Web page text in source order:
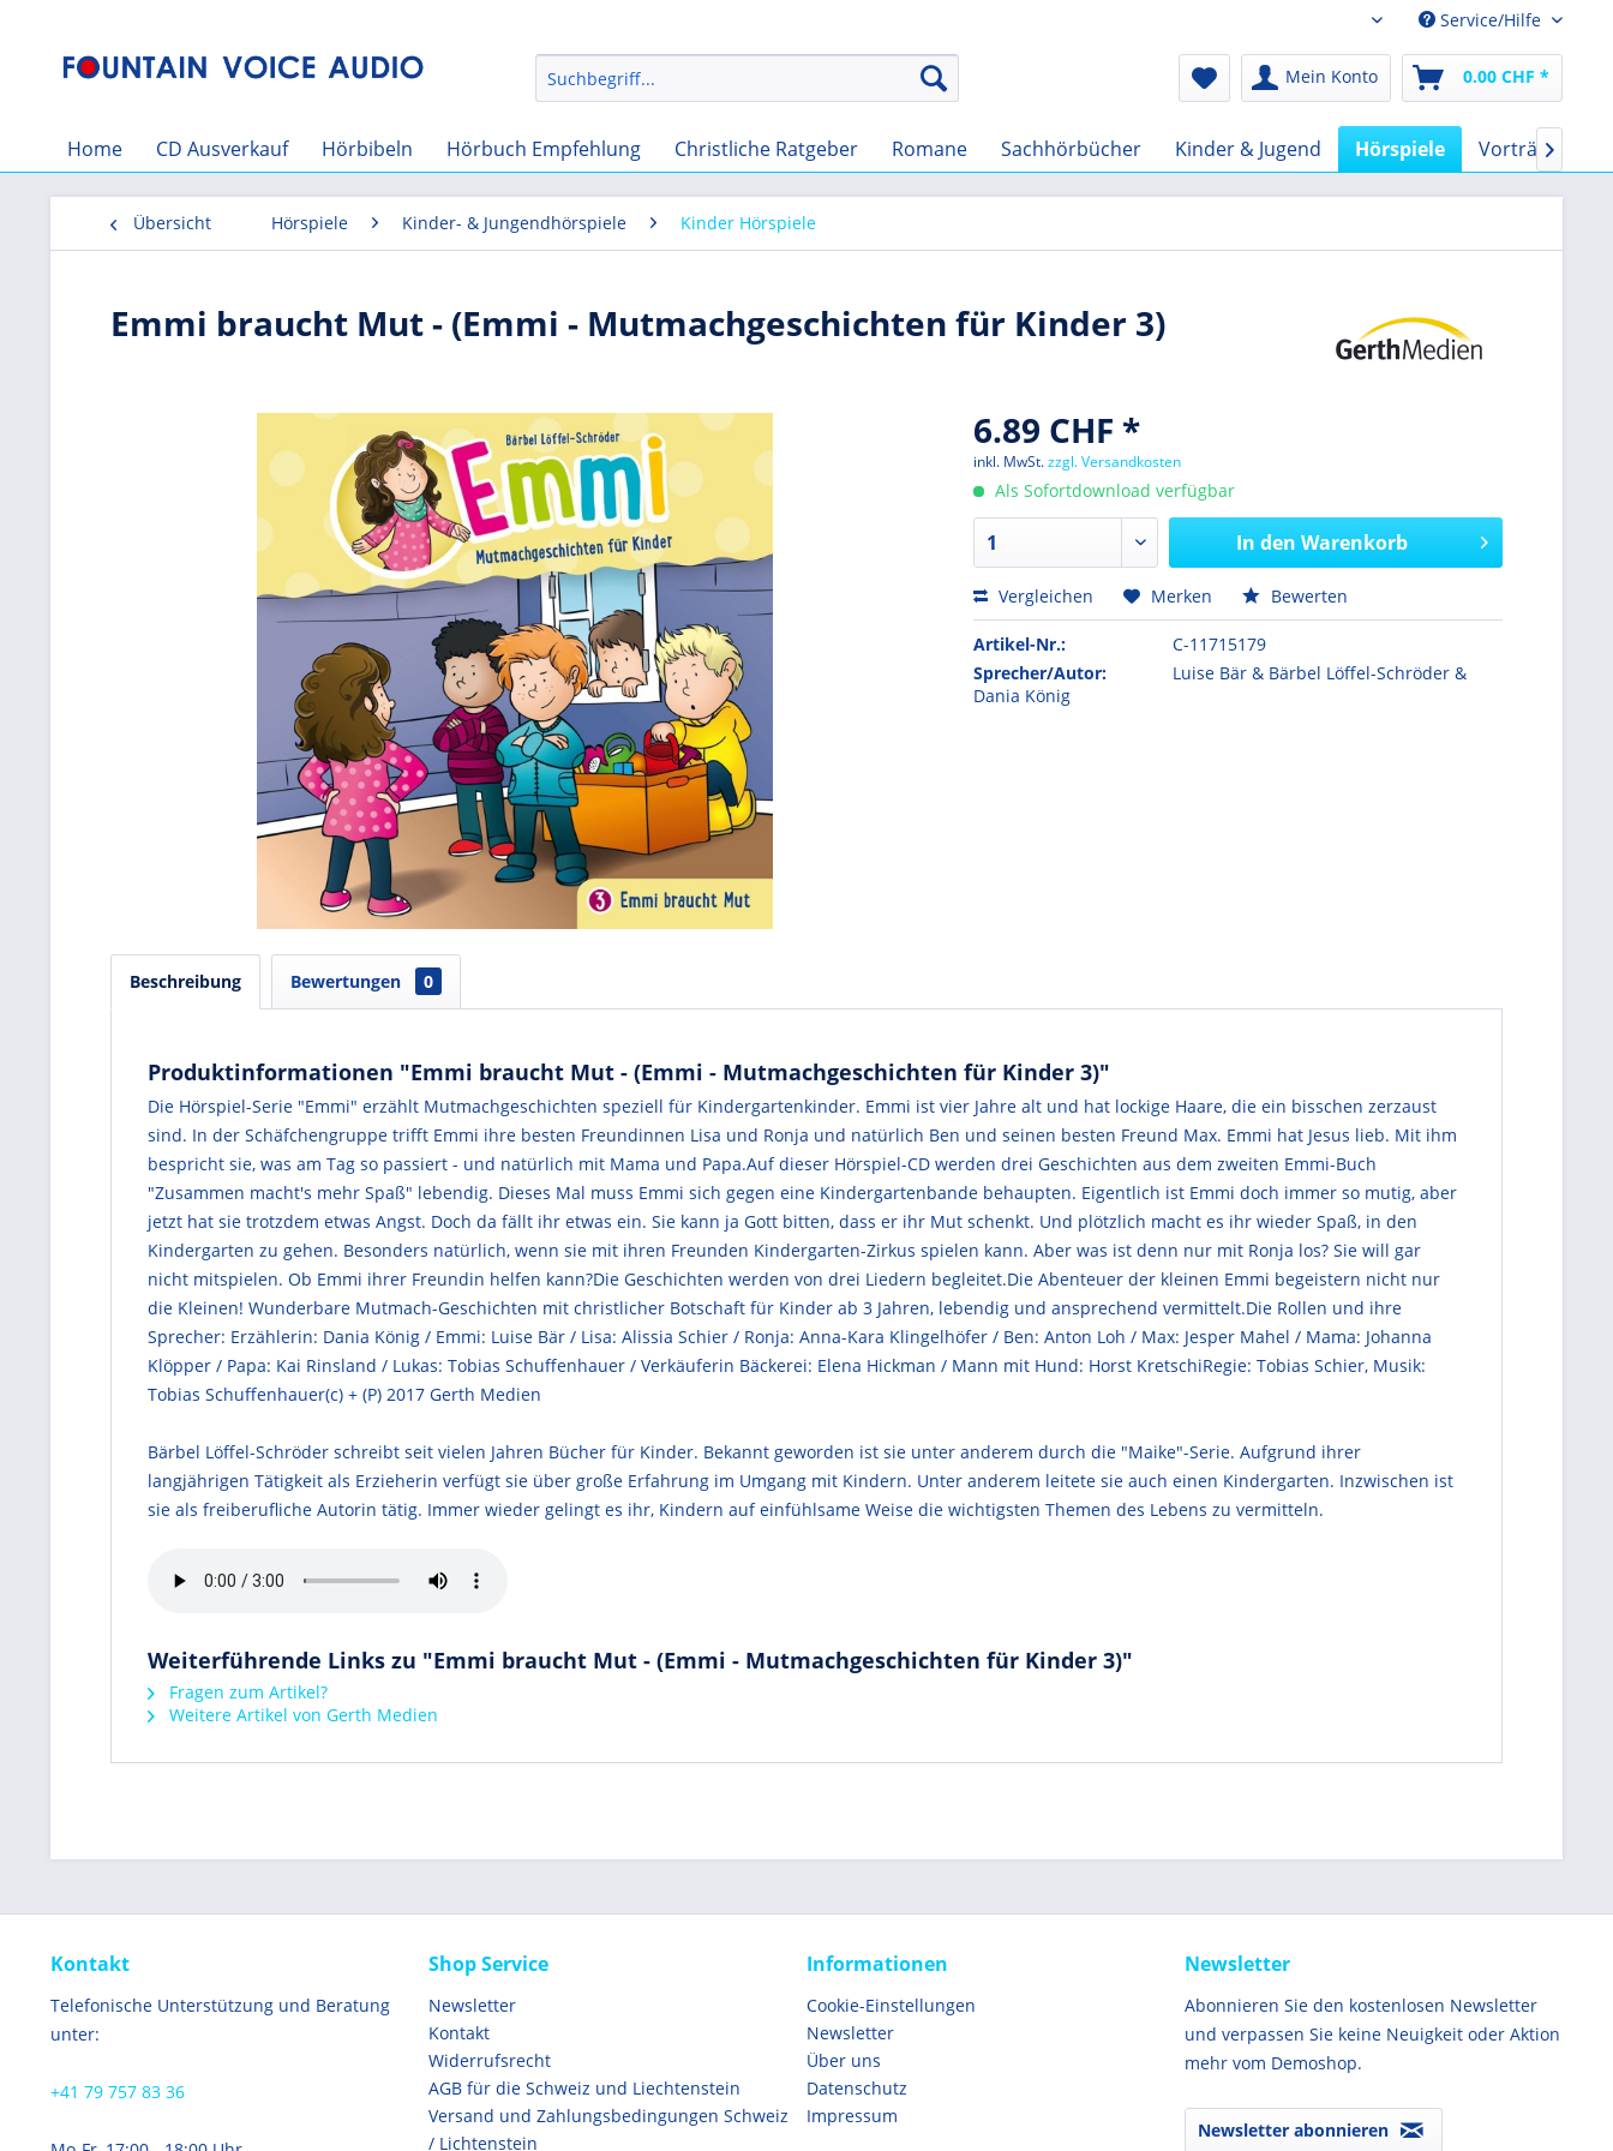
Audio-Book CHFService/Hilfe
Mein Konto 0.00 CHF *
Home CD Ausverkauf Hörbibeln Hörbuch Empfehlung Christliche Ratgeber Romane Sachhörbücher Kinder & Jugend Hörspiele Vorträge

Übersicht Hörspiele Kinder- & Jungendhörspiele Kinder Hörspiele
Emmi braucht Mut - (Emmi - Mutmachgeschichten für Kinder 3)
6.89 CHF *
inkl. MwSt.zzgl. Versandkosten
Als Sofortdownload verfügbar
In den Warenkorb
Vergleichen Merken Bewerten
Artikel-Nr.:
C-11715179
Sprecher/Autor:
Luise Bär & Bärbel Löffel-Schröder &
Dania König
Beschreibung Bewertungen 0
Produktinformationen "Emmi braucht Mut - (Emmi - Mutmachgeschichten für Kinder 3)"
Die Hörspiel-Serie "Emmi" erzählt Mutmachgeschichten speziell für Kindergartenkinder. Emmi ist vier Jahre alt und hat lockige Haare, die ein bisschen zerzaust
sind. In der Schäfchengruppe trifft Emmi ihre besten Freundinnen Lisa und Ronja und natürlich Ben und seinen besten Freund Max. Emmi hat Jesus lieb. Mit ihm
bespricht sie, was am Tag so passiert - und natürlich mit Mama und Papa.Auf dieser Hörspiel-CD werden drei Geschichten aus dem zweiten Emmi-Buch
"Zusammen macht's mehr Spaß" lebendig. Dieses Mal muss Emmi sich gegen eine Kindergartenbande behaupten. Eigentlich ist Emmi doch immer so mutig, aber
jetzt hat sie trotzdem etwas Angst. Doch da fällt ihr etwas ein. Sie kann ja Gott bitten, dass er ihr Mut schenkt. Und plötzlich macht es ihr wieder Spaß, in den
Kindergarten zu gehen. Besonders natürlich, wenn sie mit ihren Freunden Kindergarten-Zirkus spielen kann. Aber was ist denn nur mit Ronja los? Sie will gar
nicht mitspielen. Ob Emmi ihrer Freundin helfen kann?Die Geschichten werden von drei Liedern begleitet.Die Abenteuer der kleinen Emmi begeistern nicht nur
die Kleinen! Wunderbare Mutmach-Geschichten mit christlicher Botschaft für Kinder ab 3 Jahren, lebendig und ansprechend vermittelt.Die Rollen und ihre
Sprecher: Erzählerin: Dania König / Emmi: Luise Bär / Lisa: Alissia Schier / Ronja: Anna-Kara Klingelhöfer / Ben: Anton Loh / Max: Jesper Mahel / Mama: Johanna
Klöpper / Papa: Kai Rinsland / Lukas: Tobias Schuffenhauer / Verkäuferin Bäckerei: Elena Hickman / Mann mit Hund: Horst KretschiRegie: Tobias Schier, Musik:
Tobias Schuffenhauer(c) + (P) 2017 Gerth Medien
Bärbel Löffel-Schröder schreibt seit vielen Jahren Bücher für Kinder. Bekannt geworden ist sie unter anderem durch die "Maike"-Serie. Aufgrund ihrer
langjährigen Tätigkeit als Erzieherin verfügt sie über große Erfahrung im Umgang mit Kindern. Unter anderem leitete sie auch einen Kindergarten. Inzwischen ist
sie als freiberufliche Autorin tätig. Immer wieder gelingt es ihr, Kindern auf einfühlsame Weise die wichtigsten Themen des Lebens zu vermitteln.
Weiterführende Links zu "Emmi braucht Mut - (Emmi - Mutmachgeschichten für Kinder 3)"
Fragen zum Artikel?
Weitere Artikel von Gerth Medien
Kontakt
Telefonische Unterstützung und Beratung
unter:
+41 79 757 83 36
Shop Service
Newsletter
Kontakt
Widerrufsrecht
AGB für die Schweiz und Liechtenstein
Versand und Zahlungsbedingungen Schweiz
/ Lichtenstein
Informationen
Cookie-Einstellungen
Newsletter
Über uns
Datenschutz
Impressum
Newsletter
Abonnieren Sie den kostenlosen Newsletter
und verpassen Sie keine Neuigkeit oder Aktion
mehr vom Demoshop.
Newsletter abonnieren